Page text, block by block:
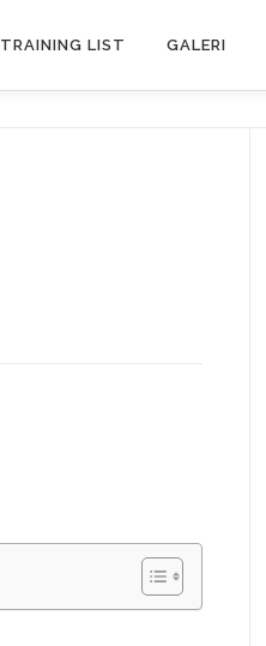
TRAINING LIST GALERI